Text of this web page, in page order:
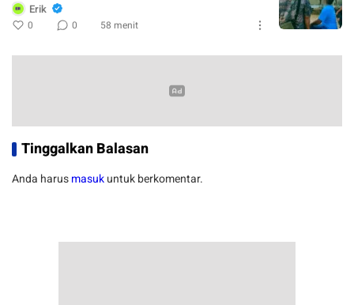
Erik
0 0 58 menit
Tinggalkan Balasan
Anda harusmasukuntuk berkomentar.